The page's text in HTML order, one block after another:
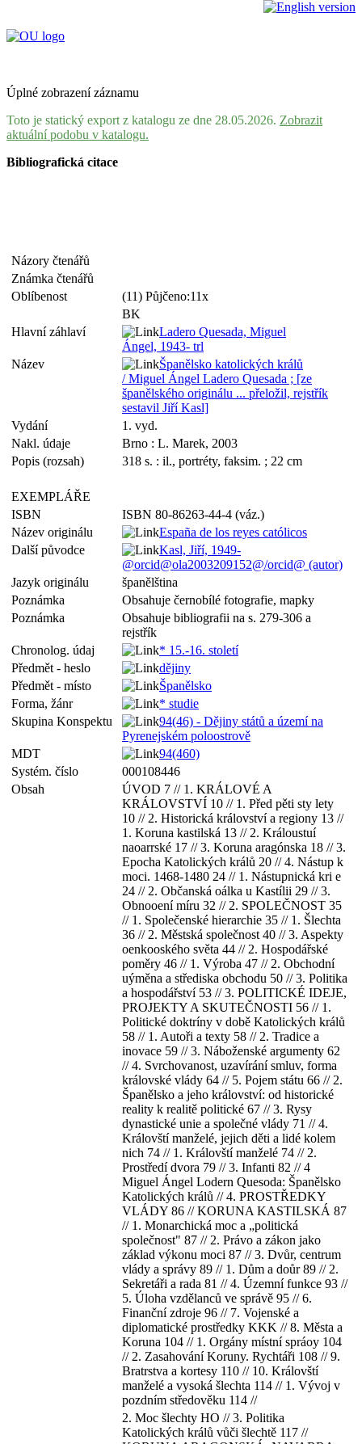
Úplné zobrazení záznamu
Toto je statický export z katalogu ze dne 28.05.2026. Zobrazit
aktuální podobu v katalogu.
Bibliografická citace
Názory čtenářů
Známka čtenářů
Oblíbenost
(11) Půjčeno:11x
BK
Hlavní záhlaví
Ladero Quesada, Miguel
Ángel, 1943- trl
Název
Španělsko katolických králů
/ Miguel Ángel Ladero Quesada ; [ze
španělského originálu ... přeložil, rejstřík
sestavil Jiří Kasl]
Vydání
1. vyd.
Nakl. údaje
Brno : L. Marek, 2003
Popis (rozsah)
318 s. : il., portréty, faksim. ; 22 cm
EXEMPLÁŘE
ISBN
ISBN 80-86263-44-4 (váz.)
Název originálu
España de los reyes católicos
Další původce
Kasl, Jiří, 1949-
@orcid@ola2003209152@/orcid@ (autor)
Jazyk originálu
španělština
Poznámka
Obsahuje černobílé fotografie, mapky
Poznámka
Obsahuje bibliografii na s. 279-306 a
rejstřík
Chronolog. údaj
* 15.-16. století
Předmět - heslo
dějiny
Předmět - místo
Španělsko
Forma, žánr
* studie
Skupina Konspektu
94(46) - Dějiny států a území na
Pyrenejském poloostrově
MDT
94(460)
Systém. číslo
000108446
Obsah
ÚVOD 7 // 1. KRÁLOVÉ A
KRÁLOVSTVÍ 10 // 1. Před pěti sty lety
10 // 2. Historická království a regiony 13 //
1. Koruna kastilská 13 // 2. Králoustuí
naoarrské 17 // 3. Koruna aragónska 18 // 3.
Epocha Katolických králů 20 // 4. Nástup k
moci. 1468-1480 24 // 1. Nástupnická kri e
24 // 2. Občanská oálka u Kastílii 29 // 3.
Obnooení míru 32 // 2. SPOLEČNOST 35
// 1. Společenské hierarchie 35 // 1. Šlechta
36 // 2. Městská společnost 40 // 3. Aspekty
oenkooského světa 44 // 2. Hospodářské
poměry 46 // 1. Výroba 47 // 2. Obchodní
uýměna a střediska obchodu 50 // 3. Politika
a hospodářství 53 // 3. POLITICKÉ IDEJE,
PROJEKTY A SKUTEČNOSTI 56 // 1.
Politické doktríny v době Katolických králů
58 // 1. Autoři a texty 58 // 2. Tradice a
inovace 59 // 3. Náboženské argumenty 62
// 4. Svrchovanost, uzavírání smluv, forma
královské vlády 64 // 5. Pojem státu 66 // 2.
Španělsko a jeho království: od historické
reality k realitě politické 67 // 3. Rysy
dynastické unie a společné vlády 71 // 4.
Královští manželé, jejich děti a lidé kolem
nich 74 // 1. Královští manželé 74 // 2.
Prostředí dvora 79 // 3. Infanti 82 // 4
Miguel Ángel Lodern Quesoda: Španělsko
Katolických králů // 4. PROSTŘEDKY
VLÁDY 86 // KORUNA KASTILSKÁ 87
// 1. Monarchická moc a „politická
společnost" 87 // 2. Právo a zákon jako
základ výkonu moci 87 // 3. Dvůr, centrum
vlády a správy 89 // 1. Dům a doůr 89 // 2.
Sekretáři a rada 81 // 4. Územní funkce 93 //
5. Úloha vzdělanců ve správě 95 // 6.
Finanční zdroje 96 // 7. Vojenské a
diplomatické prostředky KKK // 8. Města a
Koruna 104 // 1. Orgány místní spráoy 104
// 2. Zasahování Koruny. Rychtáři 108 // 9.
Bratrstva a kortesy 110 // 10. Královští
manželé a vysoká šlechta 114 // 1. Vývoj v
pozdním středověku 114 //
2. Moc šlechty HO // 3. Politika
Katolických králů vůči šlechtě 117 //